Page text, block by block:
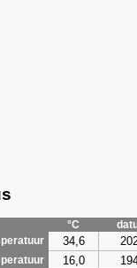
°C
34,6
16,0